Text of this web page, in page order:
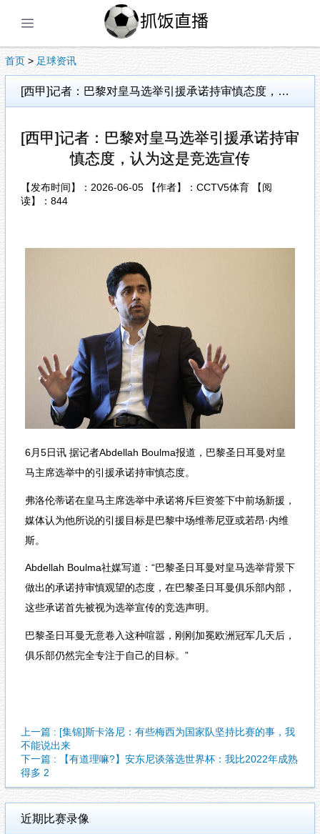
首页 > 足球资讯
[西甲]记者：巴黎对皇马选举引援承诺持审慎态度，认为这是竞选宣传
[西甲]记者：巴黎对皇马选举引援承诺持审
慎态度，认为这是竞选宣传
【发布时间】：2026-06-05 【作者】：CCTV5体育 【阅
读】： 844
6月5日讯 据记者Abdellah Boulma报道，巴黎圣日耳曼对皇
马主席选举中的引援承诺持审慎态度。
弗洛伦蒂诺在皇马主席选举中承诺将斥巨资签下中前场新援，
媒体认为他所说的引援目标是巴黎中场维蒂尼亚或若昂·内维
斯。
Abdellah Boulma社媒写道：“巴黎圣日耳曼对皇马选举背景下
做出的承诺持审慎观望的态度，在巴黎圣日耳曼俱乐部内部，
这些承诺首先被视为选举宣传的竞选声明。
巴黎圣日耳曼无意卷入这种喧嚣，刚刚加冕欧洲冠军几天后，
俱乐部仍然完全专注于自己的目标。”
上一篇 : [集锦]斯卡洛尼：有些梅西为国家队坚持比赛的事，我
不能说出来
下一篇 : 【有道理嘛?】安东尼谈落选世界杯：我比2022年成熟
得多 2
近期比赛录像